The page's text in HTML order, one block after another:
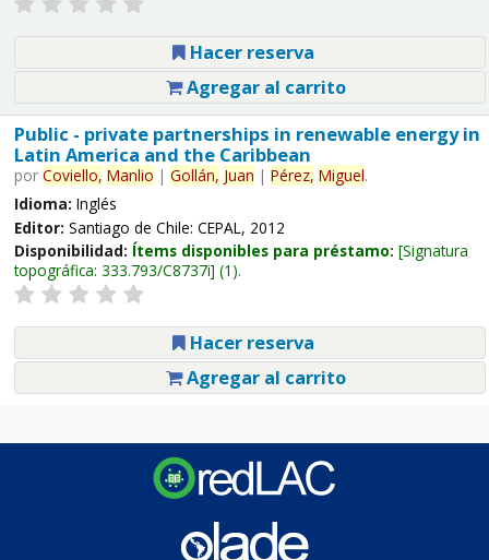
Hacer reserva
Agregar al carrito
Public - private partnerships in renewable energy in
Latin America and the Caribbean
por Coviello, Manlio | Gollán, Juan | Pérez, Miguel.
Idioma: Inglés
Editor: Santiago de Chile: CEPAL, 2012
Disponibilidad: Ítems disponibles para préstamo: Signatura
topográfica: 333.793/C8737i (1).
Hacer reserva
Agregar al carrito